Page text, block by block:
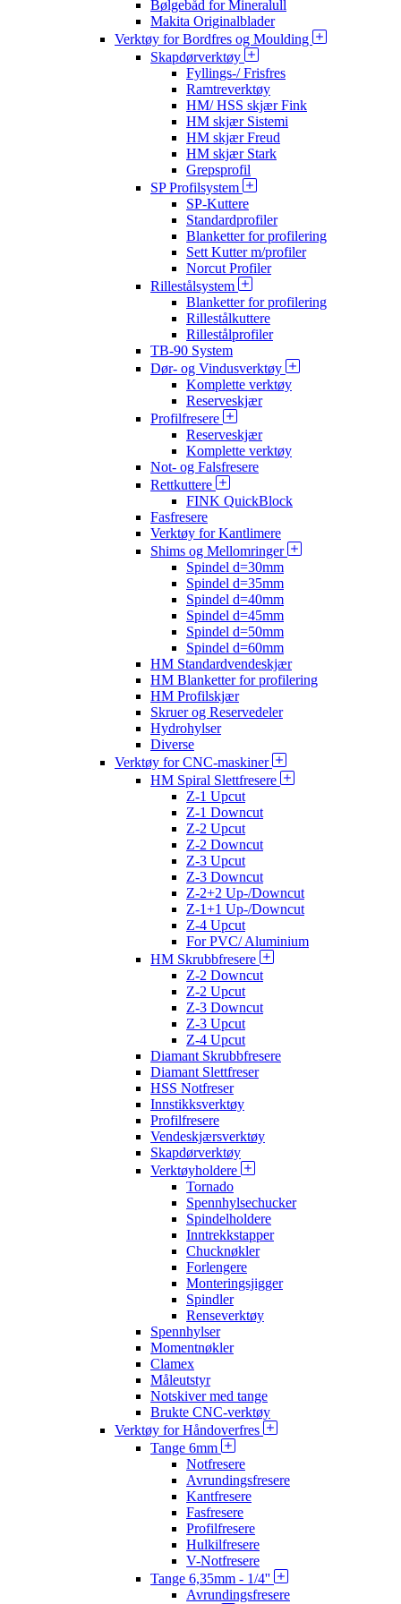
Bølgebåd for Mineralull
Makita Originalblader
Verktøy for Bordfres og Moulding
Skapdørverktøy
Fyllings-/ Frisfres
Ramtreverktøy
HM/ HSS skjær Fink
HM skjær Sistemi
HM skjær Freud
HM skjær Stark
Grepsprofil
SP Profilsystem
SP-Kuttere
Standardprofiler
Blanketter for profilering
Sett Kutter m/profiler
Norcut Profiler
Rillestålsystem
Blanketter for profilering
Rillestålkuttere
Rillestålprofiler
TB-90 System
Dør- og Vindusverktøy
Komplette verktøy
Reserveskjær
Profilfresere
Reserveskjær
Komplette verktøy
Not- og Falsfresere
Rettkuttere
FINK QuickBlock
Fasfresere
Verktøy for Kantlimere
Shims og Mellomringer
Spindel d=30mm
Spindel d=35mm
Spindel d=40mm
Spindel d=45mm
Spindel d=50mm
Spindel d=60mm
HM Standardvendeskjær
HM Blanketter for profilering
HM Profilskjær
Skruer og Reservedeler
Hydrohylser
Diverse
Verktøy for CNC-maskiner
HM Spiral Slettfresere
Z-1 Upcut
Z-1 Downcut
Z-2 Upcut
Z-2 Downcut
Z-3 Upcut
Z-3 Downcut
Z-2+2 Up-/Downcut
Z-1+1 Up-/Downcut
Z-4 Upcut
For PVC/ Aluminium
HM Skrubbfresere
Z-2 Downcut
Z-2 Upcut
Z-3 Downcut
Z-3 Upcut
Z-4 Upcut
Diamant Skrubbfresere
Diamant Slettfreser
HSS Notfreser
Innstikksverktøy
Profilfresere
Vendeskjærsverktøy
Skapdørverktøy
Verktøyholdere
Tornado
Spennhylsechucker
Spindelholdere
Inntrekkstapper
Chucknøkler
Forlengere
Monteringsjigger
Spindler
Renseverktøy
Spennhylser
Momentnøkler
Clamex
Måleutstyr
Notskiver med tange
Brukte CNC-verktøy
Verktøy for Håndoverfres
Tange 6mm
Notfresere
Avrundingsfresere
Kantfresere
Fasfresere
Profilfresere
Hulkilfresere
V-Notfresere
Tange 6,35mm - 1/4''
Avrundingsfresere